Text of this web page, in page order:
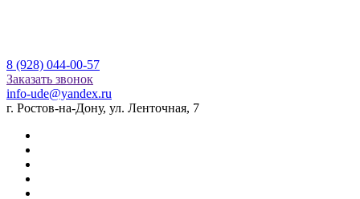
8 (928) 044-00-57
Заказать звонок
info-ude@yandex.ru
г. Ростов-на-Дону, ул. Ленточная, 7